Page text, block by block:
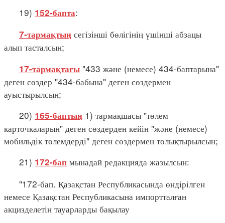
19) 152-бапта:
7-тармақтың сегізінші бөлігінің үшінші абзацы
алып тасталсын;
17-тармақтағы "433 және (немесе) 434-баптарына"
деген сөздер "434-бабына" деген сөздермен
ауыстырылсын;
20) 165-баптың 1) тармақшасы "төлем
карточкаларын" деген сөздерден кейін "және (немесе)
мобильдік төлемдерді" деген сөздермен толықтырылсын;
21) 172-бап мынадай редакцияда жазылсын:
"172-бап. Қазақстан Республикасында өндірілген
немесе Қазақстан Республикасына импортталған
акцизделетін тауарларды бақылау